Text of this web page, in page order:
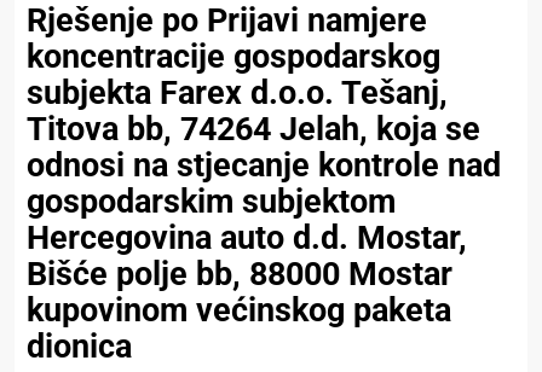
Rješenje po Prijavi namjere
koncentracije gospodarskog
subjekta Farex d.o.o. Tešanj,
Titova bb, 74264 Jelah, koja se
odnosi na stjecanje kontrole nad
gospodarskim subjektom
Hercegovina auto d.d. Mostar,
Bišće polje bb, 88000 Mostar
kupovinom većinskog paketa
dionica